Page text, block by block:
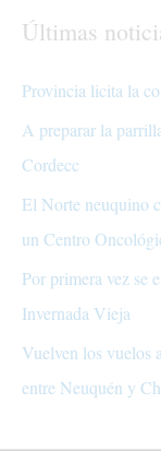
Últimas
Provincia licita la
A preparar la
Cordecc
El Norte neuquino
un Centro
Por primera vez se
Invernada Vieja
Vuelven los vuelos
entre Neuquén y